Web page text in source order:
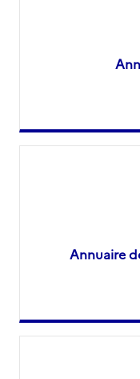
Annuaire